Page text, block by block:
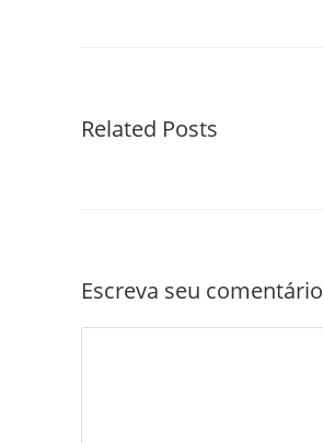
Related Posts
Escreva seu comentário